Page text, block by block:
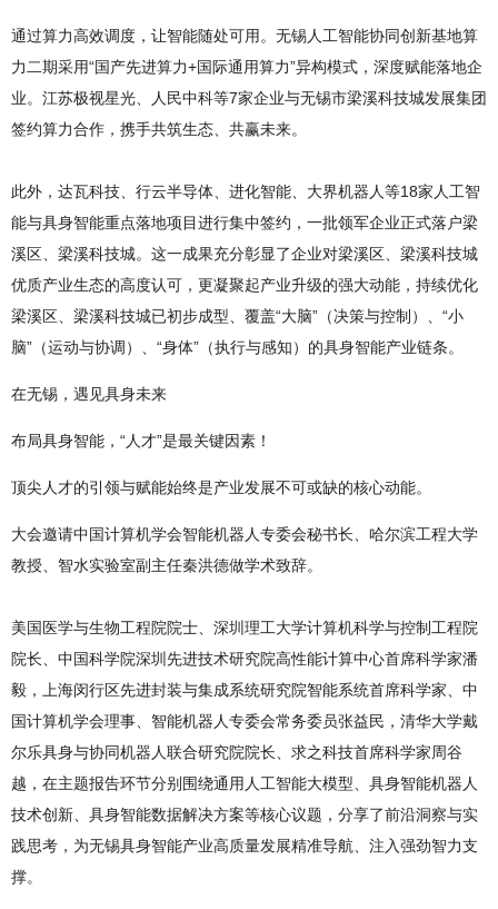
通过算力高效调度，让智能随处可用。无锡人工智能协同创新基地算
力二期采用“国产先进算力+国际通用算力”异构模式，深度赋能落地企
业。江苏极视星光、人民中科等7家企业与无锡市梁溪科技城发展集团
签约算力合作，携手共筑生态、共赢未来。
此外，达瓦科技、行云半导体、进化智能、大界机器人等18家人工智
能与具身智能重点落地项目进行集中签约，一批领军企业正式落户梁
溪区、梁溪科技城。这一成果充分彰显了企业对梁溪区、梁溪科技城
优质产业生态的高度认可，更凝聚起产业升级的强大动能，持续优化
梁溪区、梁溪科技城已初步成型、覆盖“大脑”（决策与控制）、“小
脑”（运动与协调）、“身体”（执行与感知）的具身智能产业链条。
在无锡，遇见具身未来
布局具身智能，“人才”是最关键因素！
顶尖人才的引领与赋能始终是产业发展不可或缺的核心动能。
大会邀请中国计算机学会智能机器人专委会秘书长、哈尔滨工程大学
教授、智水实验室副主任秦洪德做学术致辞。
美国医学与生物工程院院士、深圳理工大学计算机科学与控制工程院
院长、中国科学院深圳先进技术研究院高性能计算中心首席科学家潘
毅，上海闵行区先进封装与集成系统研究院智能系统首席科学家、中
国计算机学会理事、智能机器人专委会常务委员张益民，清华大学戴
尔乐具身与协同机器人联合研究院院长、求之科技首席科学家周谷
越，在主题报告环节分别围绕通用人工智能大模型、具身智能机器人
技术创新、具身智能数据解决方案等核心议题，分享了前沿洞察与实
践思考，为无锡具身智能产业高质量发展精准导航、注入强劲智力支
撑。